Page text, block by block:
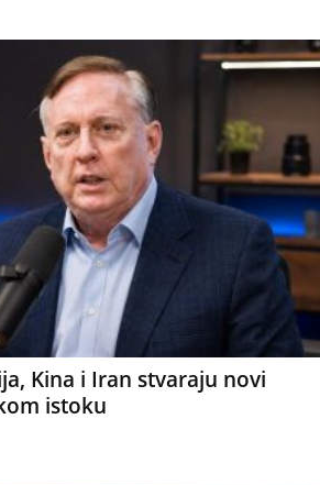
Kina i Iran stvaraju novi
istoku